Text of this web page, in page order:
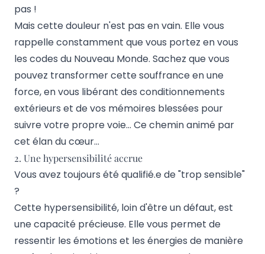
pas !
Mais cette douleur n'est pas en vain. Elle vous
rappelle constamment que vous portez en vous
les codes du Nouveau Monde. Sachez que vous
pouvez transformer cette souffrance en une
force, en vous libérant des conditionnements
extérieurs et de vos mémoires blessées pour
suivre votre propre voie… Ce chemin animé par
cet élan du cœur…
2. Une hypersensibilité accrue
Vous avez toujours été qualifié.e de "trop sensible"
?
Cette hypersensibilité, loin d'être un défaut, est
une capacité précieuse. Elle vous permet de
ressentir les émotions et les énergies de manière